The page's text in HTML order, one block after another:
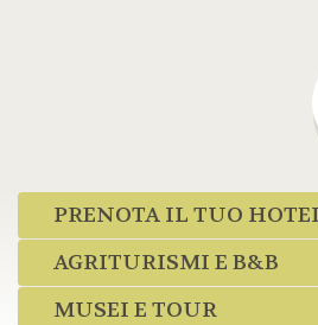
PRENOTA IL TUO
AGRITURISMI E B&B
MUSEI E TOUR